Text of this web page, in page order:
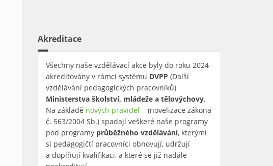
Akreditace
Všechny naše vzdělávací akce byly do roku 2024
akreditovány v rámci systému DVPP (Další
vzdělávání pedagogických pracovníků)
Ministerstva školství, mládeže a tělovýchovy.
Na základě nových pravidel (link is external)
(novelizace zákona
č. 563/2004 Sb.) spadají veškeré naše programy
pod programy průběžného vzdělávání, kterými
si pedagogičtí pracovníci obnovují, udržují
a doplňují kvalifikaci, a které se již nadále